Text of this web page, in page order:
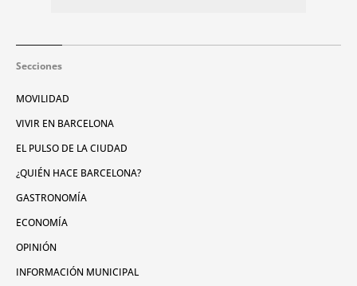
Secciones
MOVILIDAD
VIVIR EN BARCELONA
EL PULSO DE LA CIUDAD
¿QUIÉN HACE BARCELONA?
GASTRONOMÍA
ECONOMÍA
OPINIÓN
INFORMACIÓN MUNICIPAL